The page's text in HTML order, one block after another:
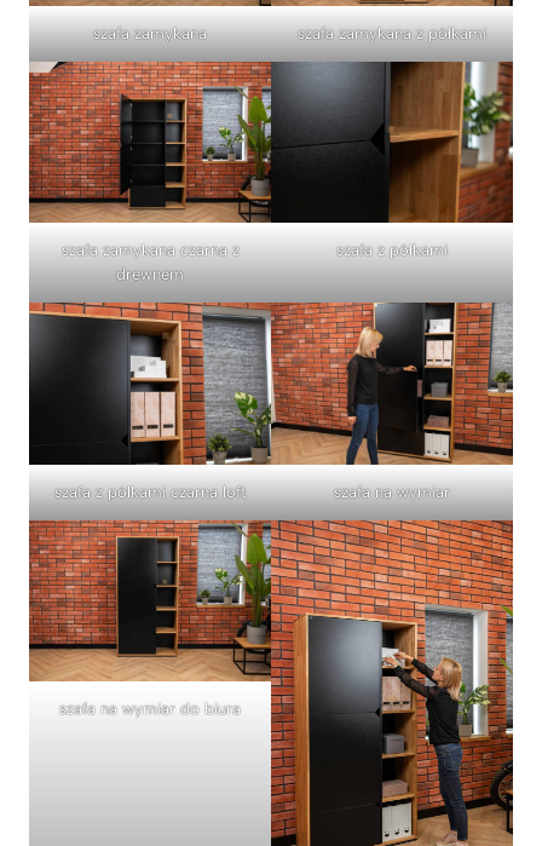
szafa zamykana szafa zamykana z półkami
szafa zamykana czarna z
drewnem
szafa z półkami
szafa z półkami czarna loft szafa na wymiar
szafa na wymiar do biura